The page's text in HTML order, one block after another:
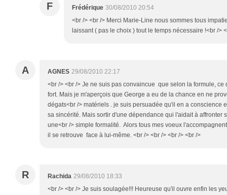
F Frédérique 30/08/2010 20:54
<br /> <br /> Merci Marie-Line nous sommes tous
laissant ( pas le choix ) tout le temps nécessaire !<br />
A AGNES 29/08/2010 22:17
<br /> <br /> Je ne suis pas convaincue que selon la formule, ce
fort. Mais je m'aperçois que George a eu de la chance en ne
dégats<br /> matériels . je suis persuadée qu'il en a conscience
sa sincérité. Mais sortir d'une dépendance qui l'aidait à affronter
une<br /> simple formalité. Alors tous mes voeux
il se retrouve face à lui-même. <br /> <br /> <br /> <br />
R Rachida 29/08/2010 18:33
<br /> <br /> Je suis soulagée!!! Heureuse qu'il ouvre enfin les